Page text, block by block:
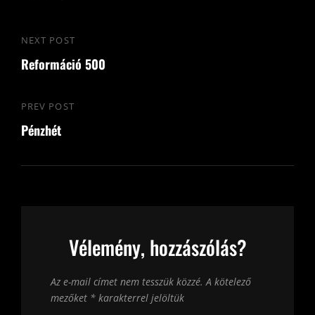
Bejegyzés
navigáció
Previous
Post
PREV POST
Pénzhét
Next
Post
NEXT POST
Reformáció 500
Vélemény, hozzászólás?
Az e-mail címet nem tesszük közzé. A kötelező
mezőket * karakterrel jelöltük